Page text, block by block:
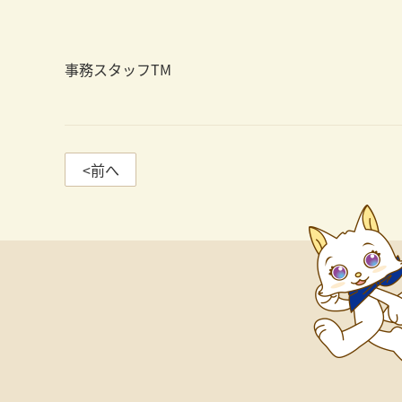
事務スタッフTM
<前へ